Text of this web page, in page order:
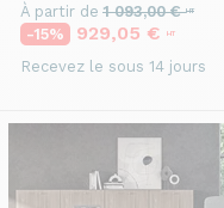
À partir de 1 093,00 €HT
-15% 929,05 € HT
Recevez le sous 14 jours